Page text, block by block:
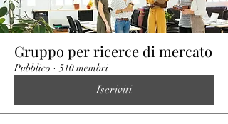
Gruppo per ricerce di mercato
Pubblico · 510 membri
Iscriviti